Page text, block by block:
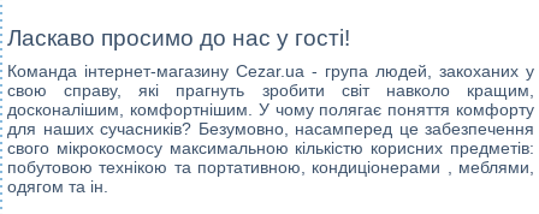
Ласкаво просимо до нас у гості!
Команда інтернет-магазину Cezar.ua - група людей, закоханих у
свою справу, які прагнуть зробити світ навколо кращим,
досконалішим, комфортнішим. У чому полягає поняття комфорту
для наших сучасників? Безумовно, насамперед це забезпечення
свого мікрокосмосу максимальною кількістю корисних предметів:
побутовою технікою та портативною, кондиціонерами , меблями,
одягом та ін.